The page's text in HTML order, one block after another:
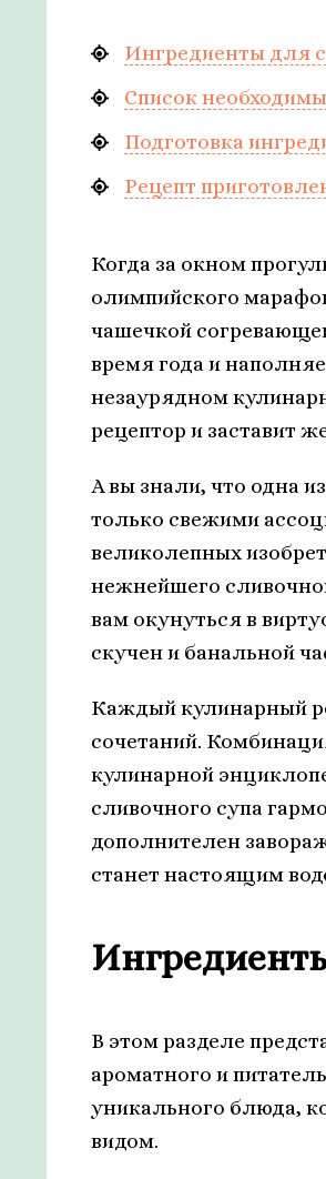
Ингредиенты для
Список
Подготовка
Рецепт
Когда за окном
олимпийского
чашечкой
время года и
незаурядном
рецептор и заставит
А вы знали, что одна
только свежими
великолепных
нежнейшего
вам окунуться в
скучен и банальной
Каждый кулинарный
сочетаний.
кулинарной
сливочного супа
дополнителен
станет настоящим
В этом разделе
ароматного и
уникального блюда,
видом.